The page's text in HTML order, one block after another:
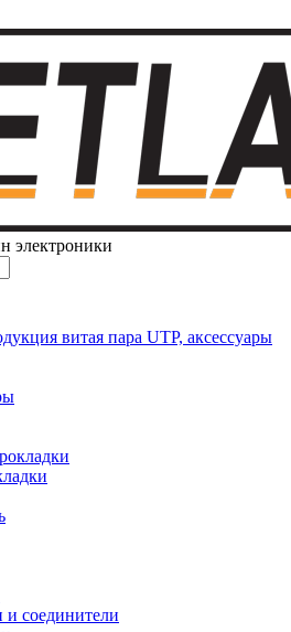
электроники
витая пара UTP, аксессуары
соединители